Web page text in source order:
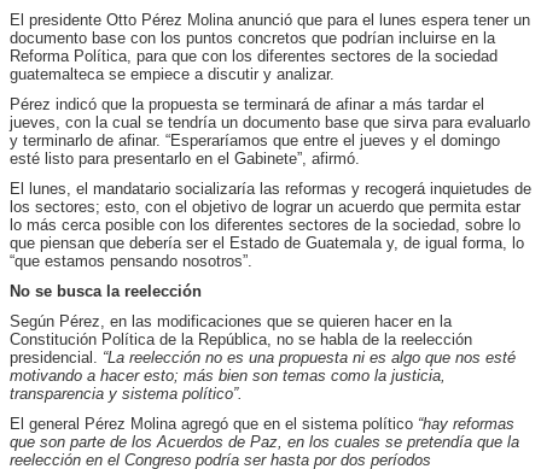
El presidente Otto Pérez Molina anunció que para el lunes espera tener un
documento base con los puntos concretos que podrían incluirse en la
Reforma Política, para que con los diferentes sectores de la sociedad
guatemalteca se empiece a discutir y analizar.
Pérez indicó que la propuesta se terminará de afinar a más tardar el
jueves, con la cual se tendría un documento base que sirva para evaluarlo
y terminarlo de afinar. “Esperaríamos que entre el jueves y el domingo
esté listo para presentarlo en el Gabinete”, afirmó.
El lunes, el mandatario socializaría las reformas y recogerá inquietudes de
los sectores; esto, con el objetivo de lograr un acuerdo que permita estar
lo más cerca posible con los diferentes sectores de la sociedad, sobre lo
que piensan que debería ser el Estado de Guatemala y, de igual forma, lo
“que estamos pensando nosotros”.
No se busca la reelección
Según Pérez, en las modificaciones que se quieren hacer en la
Constitución Política de la República, no se habla de la reelección
presidencial. “La reelección no es una propuesta ni es algo que nos esté
motivando a hacer esto; más bien son temas como la justicia,
transparencia y sistema político”.
El general Pérez Molina agregó que en el sistema político “hay reformas
que son parte de los Acuerdos de Paz, en los cuales se pretendía que la
reelección en el Congreso podría ser hasta por dos períodos